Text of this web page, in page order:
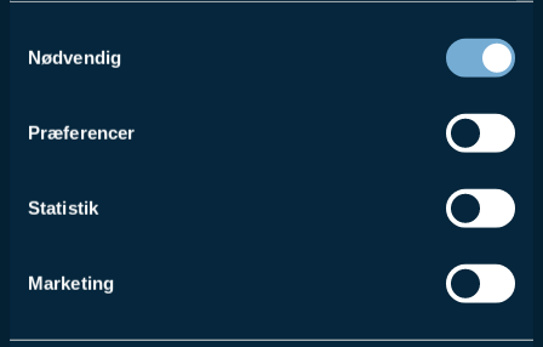
Nødvendig
Præferencer
Statistik
Marketing